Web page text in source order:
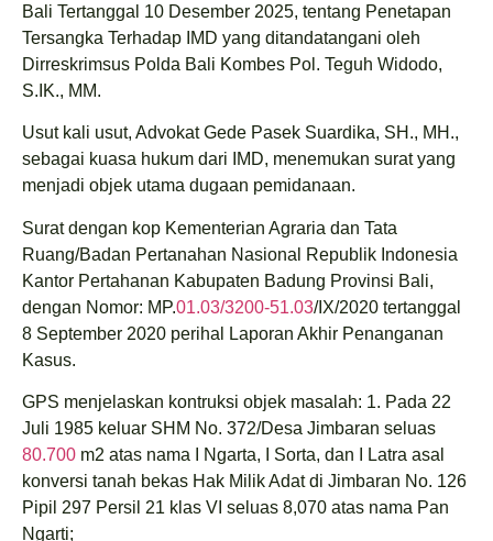
Bali Tertanggal 10 Desember 2025, tentang Penetapan
Tersangka Terhadap IMD yang ditandatangani oleh
Dirreskrimsus Polda Bali Kombes Pol. Teguh Widodo,
S.IK., MM.
Usut kali usut, Advokat Gede Pasek Suardika, SH., MH.,
sebagai kuasa hukum dari IMD, menemukan surat yang
menjadi objek utama dugaan pemidanaan.
Surat dengan kop Kementerian Agraria dan Tata
Ruang/Badan Pertanahan Nasional Republik Indonesia
Kantor Pertahanan Kabupaten Badung Provinsi Bali,
dengan Nomor: MP.01.03/3200-51.03/IX/2020 tertanggal
8 September 2020 perihal Laporan Akhir Penanganan
Kasus.
GPS menjelaskan kontruksi objek masalah: 1. Pada 22
Juli 1985 keluar SHM No. 372/Desa Jimbaran seluas
80.700 m2 atas nama I Ngarta, I Sorta, dan I Latra asal
konversi tanah bekas Hak Milik Adat di Jimbaran No. 126
Pipil 297 Persil 21 klas VI seluas 8,070 atas nama Pan
Ngarti;